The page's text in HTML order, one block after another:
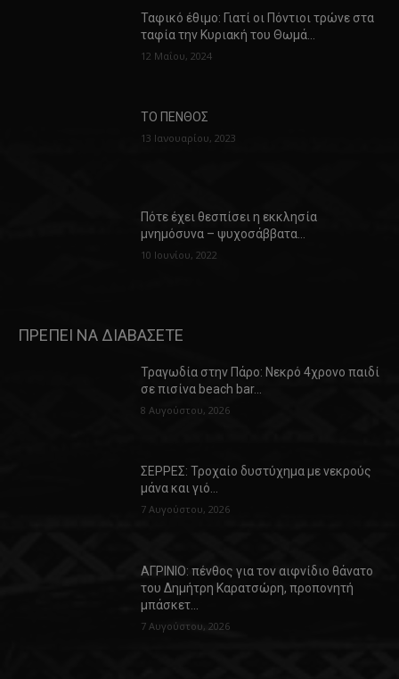
Ταφικό έθιμο: Γιατί οι Πόντιοι τρώνε στα
ταφία την Κυριακή του Θωμά…
12 Μαΐου, 2024
ΤΟ ΠΕΝΘΟΣ
13 Ιανουαρίου, 2023
Πότε έχει θεσπίσει η εκκλησία
μνημόσυνα – ψυχοσάββατα…
10 Ιουνίου, 2022
ΠΡΕΠΕΙ ΝΑ ΔΙΑΒΑΣΕΤΕ
Τραγωδία στην Πάρο: Νεκρό 4χρονο παιδί
σε πισίνα beach bar…
8 Αυγούστου, 2026
ΣΕΡΡΕΣ: Τροχαίο δυστύχημα με νεκρούς
μάνα και γιό…
7 Αυγούστου, 2026
ΑΓΡΙΝΙΟ: πένθος για τον αιφνίδιο θάνατο
του Δημήτρη Καρατσώρη, προπονητή
μπάσκετ…
7 Αυγούστου, 2026